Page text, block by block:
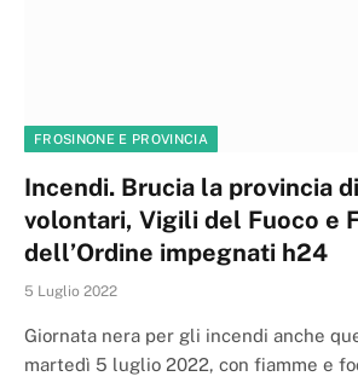
FROSINONE E PROVINCIA
Incendi. Brucia la provincia
volontari, Vigili del Fuoco e
dell’Ordine impegnati h24
5 Luglio 2022
Giornata nera per gli incendi anche
martedì 5 luglio 2022, con fiamme e